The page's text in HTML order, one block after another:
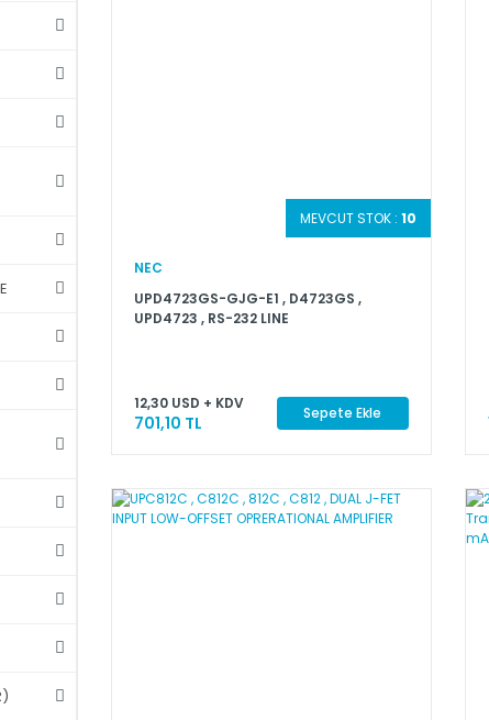
MEVCUT STOK : 10
NEC
UPD4723GS-GJG-E1 , D4723GS ,
UPD4723 , RS-232 LINE
12,30 USD + KDV
701,10 TL Sepete Ekle